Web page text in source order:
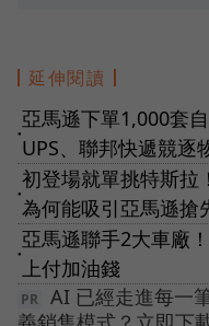
延伸閱讀
●
亞馬遜下單1,000套
UPS、聯邦快遞競逐
●
初登場就單挑特斯拉
為何能吸引亞馬遜搶
●
亞馬遜聯手2大車廠
上付加油錢
AI 已經走進每一